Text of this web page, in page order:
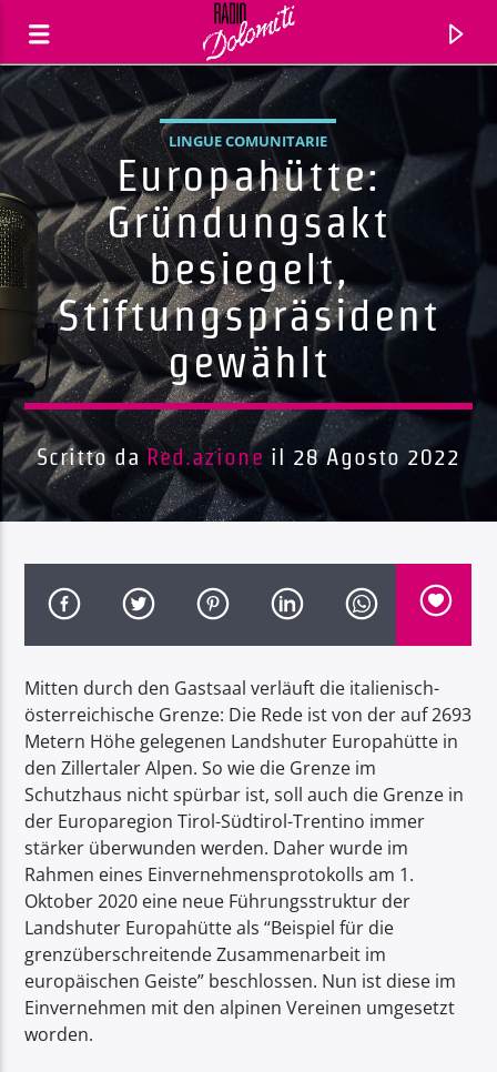
Traccia corrente
Titolo
Artista
Radio Dolomiti
LINGUE COMUNITARIE
Europahütte:
Gründungsakt
besiegelt,
Stiftungspräsident
gewählt
Scritto da Red.azione il 28 Agosto 2022
Mitten durch den Gastsaal verläuft die italienisch-
österreichische Grenze: Die Rede ist von der auf 2693
Metern Höhe gelegenen Landshuter Europahütte in
den Zillertaler Alpen. So wie die Grenze im
Schutzhaus nicht spürbar ist, soll auch die Grenze in
der Europaregion Tirol-Südtirol-Trentino immer
stärker überwunden werden. Daher wurde im
Rahmen eines Einvernehmensprotokolls am 1.
Oktober 2020 eine neue Führungsstruktur der
Landshuter Europahütte als “Beispiel für die
grenzüberschreitende Zusammenarbeit im
europäischen Geiste” beschlossen. Nun ist diese im
Einvernehmen mit den alpinen Vereinen umgesetzt
worden.